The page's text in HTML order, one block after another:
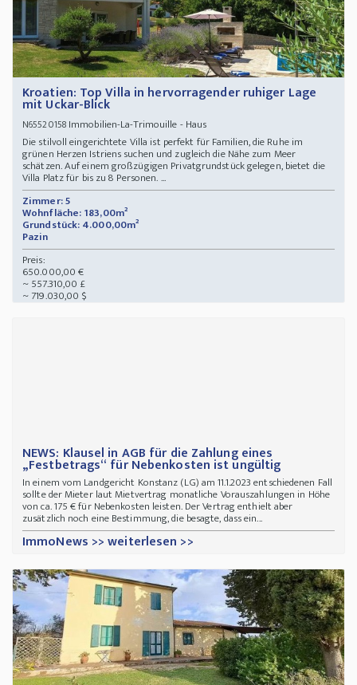
Kroatien: Top Villa in hervorragender ruhiger Lage
mit Uckar-Blick
N65520158Immobilien-La-Trimouille - Haus
Die stilvoll eingerichtete Villa ist perfekt für Familien, die Ruhe im
grünen Herzen Istriens suchen und zugleich die Nähe zum Meer
schätzen. Auf einem großzügigen Privatgrundstück gelegen, bietet die
Villa Platz für bis zu 8 Personen. ...
Zimmer: 5
Wohnfläche: 183,00m²
Grundstück: 4.000,00m²
Pazin
Preis:
650.000,00 €
~ 557.310,00 £
~ 719.030,00 $
NEWS: Klausel in AGB für die Zahlung eines
„Festbetrags“ für Nebenkosten ist ungültig
In einem vom Landgericht Konstanz (LG) am 11.1.2023 entschiedenen Fall
sollte der Mieter laut Mietvertrag monatliche Vorauszahlungen in Höhe
von ca. 175 € für Nebenkosten leisten. Der Vertrag enthielt aber
zusätzlich noch eine Bestimmung, die besagte, dass ein...
ImmoNews >> weiterlesen >>